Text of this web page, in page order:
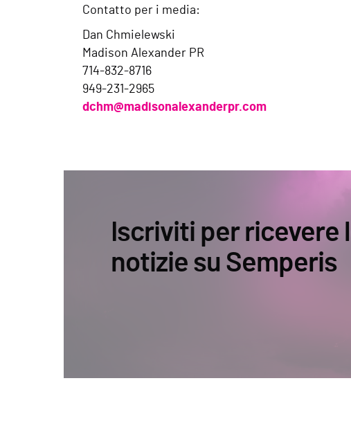
Contatto per i media:
Dan Chmielewski
Madison Alexander PR
714-832-8716
949-231-2965
dchm@madisonalexanderpr.com
Iscriviti per ricevere
notizie su Semperis